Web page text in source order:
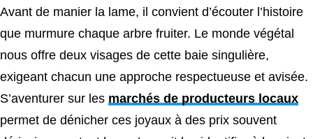
Avant de manier la lame, il convient d’écouter l’histoire
que murmure chaque arbre fruiter. Le monde végétal
nous offre deux visages de cette baie singulière,
exigeant chacun une approche respectueuse et avisée.
S’aventurer sur les marchés de producteurs locaux
permet de dénicher ces joyaux à des prix souvent